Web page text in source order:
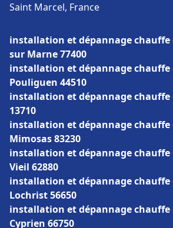
Saint Marcel, France
installation et dépannage chauffe
sur Marne 77400
installation et dépannage chauffe
Pouliguen 44510
installation et dépannage chauffe
13710
installation et dépannage chauffe
Mimosas 83230
installation et dépannage chauffe
Vieil 62880
installation et dépannage chauffe
Lochrist 56650
installation et dépannage chauffe
Cyprien 66750